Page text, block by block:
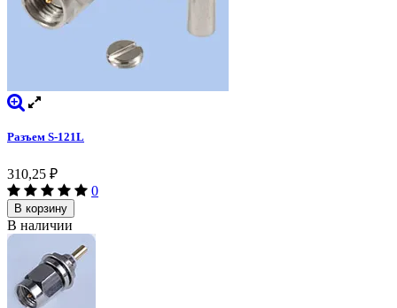
Разъем S-121L
310,25 ₽
0
В корзину
В наличии